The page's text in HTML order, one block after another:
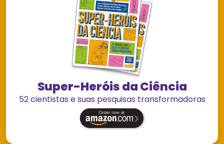
Super-Heróis da Ciência
52 cientistas e suas pesquisas transformadoras